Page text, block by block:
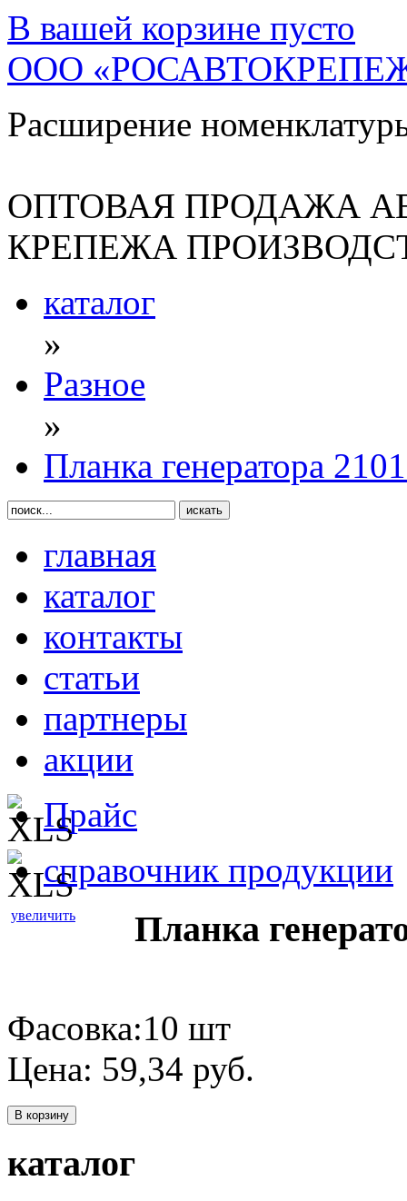
В вашей корзине пусто
ООО
Расширение
ОПТОВАЯ ПРОДАЖА
КРЕПЕЖА
каталог
»
Разное
»
Планка генератора
главная
каталог
контакты
статьи
партнеры
акции
Прайс
справочник продукции
увеличить Планка
Фасовка:10 шт
Цена: 59,34 руб.
В корзину
каталог